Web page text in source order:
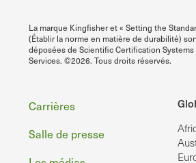
La marque Kingfisher et « Setting the
(Établir la norme en matière de durabilité)
déposées de Scientific Certification Systems
Services. ©2026. Tous droits réservés.
Pied
de
Carrières
Salle de presse